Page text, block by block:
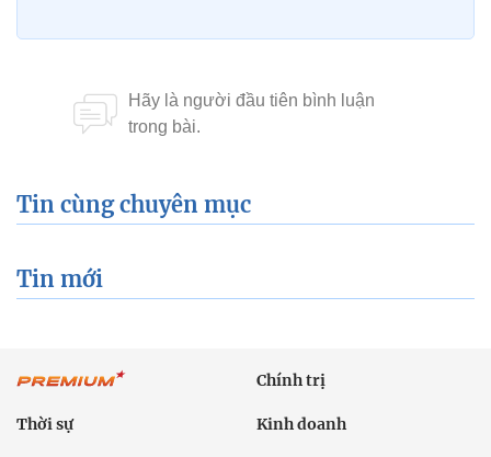
Tin cùng chuyên mục
Tin mới
Chính trị
Thời sự Kinh doanh